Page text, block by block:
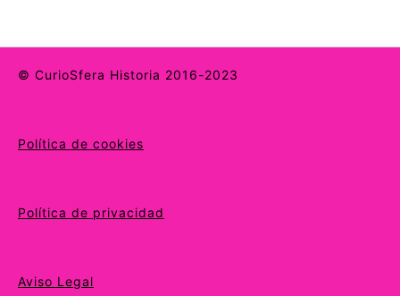
© CurioSfera Historia 2016-2023
Política de cookies
Política de privacidad
Aviso Legal